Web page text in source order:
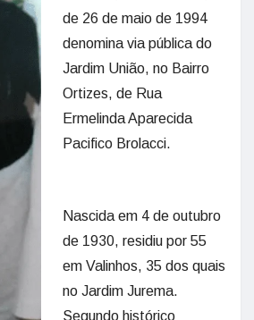
de 26 de maio de 1994
denomina via pública do
Jardim União, no Bairro
Ortizes, de Rua
Ermelinda Aparecida
Pacifico Brolacci.
Nascida em 4 de outubro
de 1930, residiu por 55
em Valinhos, 35 dos quais
no Jardim Jurema.
Segundo histórico